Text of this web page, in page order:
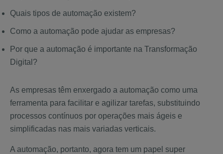
Quais tipos de automação existem?
Como a automação pode ajudar as empresas?
Por que a automação é importante na Transformação
Digital?
As empresas têm enxergado a automação como uma
ferramenta para facilitar e agilizar tarefas, substituindo
processos contínuos por operações mais ágeis e
simplificadas nas mais variadas verticais.
A automação, portanto, agora tem um papel super